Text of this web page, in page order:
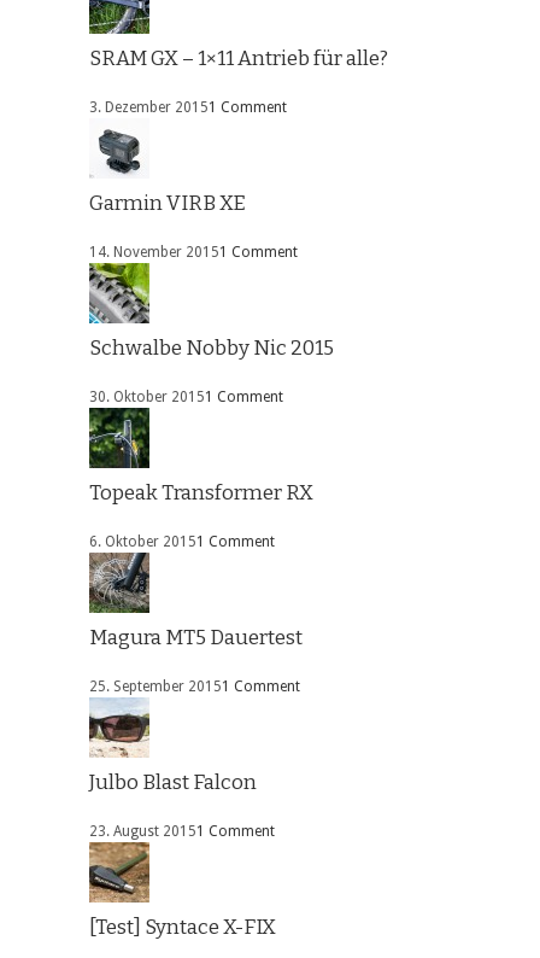
SRAM GX – 1×11 Antrieb für alle?
3. Dezember 20151 Comment
Garmin VIRB XE
14. November 20151 Comment
Schwalbe Nobby Nic 2015
30. Oktober 20151 Comment
Topeak Transformer RX
6. Oktober 20151 Comment
Magura MT5 Dauertest
25. September 20151 Comment
Julbo Blast Falcon
23. August 20151 Comment
[Test] Syntace X-FIX